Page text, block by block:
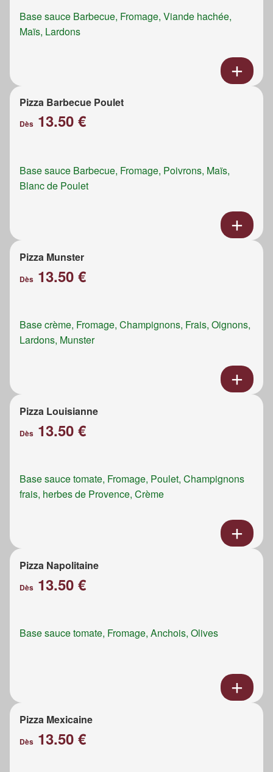
Base sauce Barbecue, Fromage, Viande hachée,
Maïs, Lardons
Pizza Barbecue Poulet
Dès 13.50 €
Base sauce Barbecue, Fromage, Poivrons, Maïs,
Blanc de Poulet
Pizza Munster
Dès 13.50 €
Base crème, Fromage, Champignons, Frais, Oignons,
Lardons, Munster
Pizza Louisianne
Dès 13.50 €
Base sauce tomate, Fromage, Poulet, Champignons
frais, herbes de Provence, Crème
Pizza Napolitaine
Dès 13.50 €
Base sauce tomate, Fromage, Anchois, Olives
Pizza Mexicaine
Dès 13.50 €